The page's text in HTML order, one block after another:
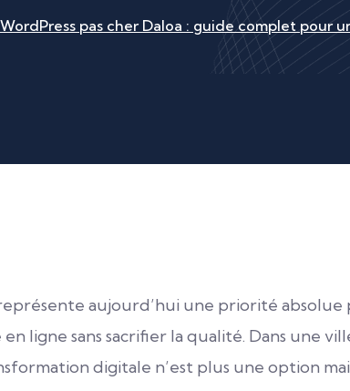
pas cher Daloa : guide complet pour
aujourd’hui une priorité
ligne sans sacrifier la qualité. Dans une
digitale n’est plus une option